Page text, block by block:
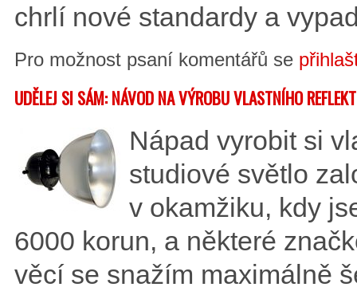
chrlí nové standardy a
Pro možnost psaní komentářů se
UDĚLEJ SI SÁM: NÁVOD NA VÝROBU VLASTNÍHO
Nápad vyrobit si
studiové světlo
v okamžiku, kdy
6000 korun, a některé
věcí se snažím maximálně